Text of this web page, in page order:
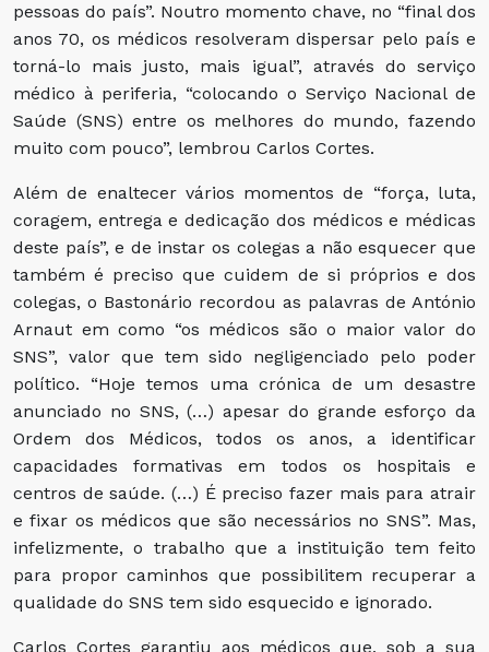
pessoas do país”. Noutro momento chave, no “final dos
anos 70, os médicos resolveram dispersar pelo país e
torná-lo mais justo, mais igual”, através do serviço
médico à periferia, “colocando o Serviço Nacional de
Saúde (SNS) entre os melhores do mundo, fazendo
muito com pouco”, lembrou Carlos Cortes.
Além de enaltecer vários momentos de “força, luta,
coragem, entrega e dedicação dos médicos e médicas
deste país”, e de instar os colegas a não esquecer que
também é preciso que cuidem de si próprios e dos
colegas, o Bastonário recordou as palavras de António
Arnaut em como “os médicos são o maior valor do
SNS”, valor que tem sido negligenciado pelo poder
político. “Hoje temos uma crónica de um desastre
anunciado no SNS, (…) apesar do grande esforço da
Ordem dos Médicos, todos os anos, a identificar
capacidades formativas em todos os hospitais e
centros de saúde. (…) É preciso fazer mais para atrair
e fixar os médicos que são necessários no SNS”. Mas,
infelizmente, o trabalho que a instituição tem feito
para propor caminhos que possibilitem recuperar a
qualidade do SNS tem sido esquecido e ignorado.
Carlos Cortes garantiu aos médicos que, sob a sua